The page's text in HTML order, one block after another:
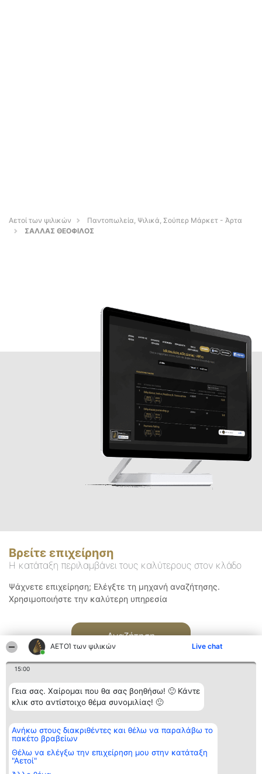
ΑΕΤΟΊ των ψιλικών Live chat
15:00
Γεια σας. Χαίρομαι που θα σας βοηθήσω! 🙂 Κάντε
κλικ στο αντίστοιχο θέμα συνομιλίας! 🙂
Ανήκω στους διακριθέντες και θέλω να παραλάβω το
πακέτο βραβείων
Θέλω να ελέγξω την επιχείρηση μου στην κατάταξη
"Αετοί"
Αετοί των ψιλικών
Παντοπωλεία, Ψιλικά, Σούπερ Μάρκετ - Άρτα
ΣΑΛΛΑΣ ΘΕΟΦΙΛΟΣ
Βρείτε επιχείρηση
Η κατάταξη περιλαμβάνει τους καλύτερους στον κλάδο
Ψάχνετε επιχείρηση; Ελέγξτε τη μηχανή αναζήτησης.
Χρησιμοποιήστε την καλύτερη υπηρεσία
Αναζήτηση
Διοργανωτής της
κατάταξης
BEAUTIFUL COMPANY
ΤΗΛ. ΕΠΙΚΟΙΝΩΝΙΑΣ:
2104128019
Κατάταξη
Διακριθέντες
των
διακριθέντων
Επικοινωνία
Επικοινωνία